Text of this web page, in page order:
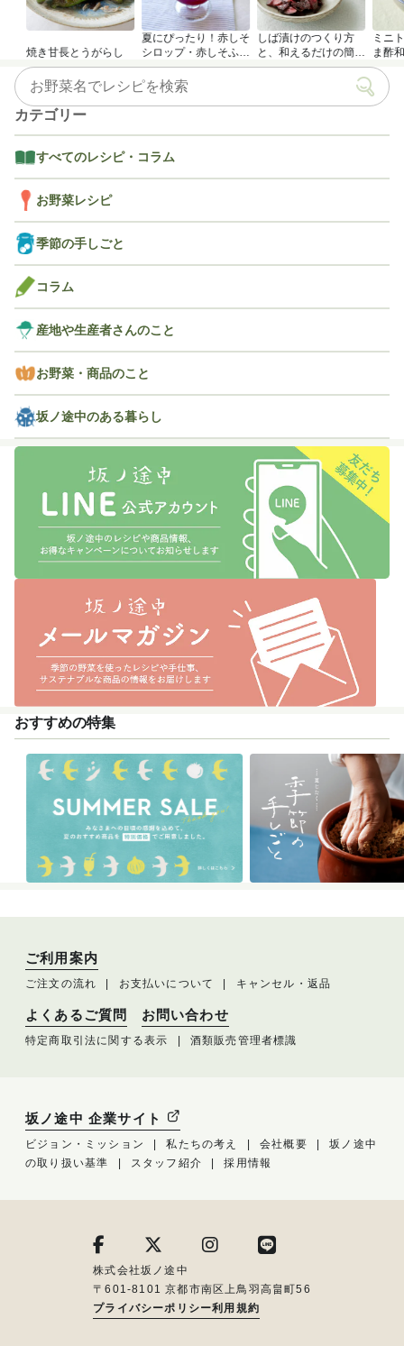
焼き甘長とうがらし
夏にぴったり！赤しそ
シロップ・赤しそふり
かけのつくり方
しば漬けのつくり方
と、和えるだけの簡単
アレンジレシピ
ミニ
ま酢
カテゴリー
すべてのレシピ・コラム
お野菜レシピ
季節の手しごと
コラム
産地や生産者さんのこと
お野菜・商品のこと
坂ノ途中のある暮らし
おすすめの特集
ご利用案内
ご注文の流れ お支払いについて キャンセル・返品
よくあるご質問 お問い合わせ
特定商取引法に関する表示 酒類販売管理者標識
坂ノ途中 企業サイト
ビジョン・ミッション 私たちの考え 会社概要
坂ノ途中
の取り扱い基準
スタッフ紹介 採用情報
株式会社坂ノ途中
〒601-8101 京都市南区上鳥羽高畠町56
プライバシーポリシー利用規約